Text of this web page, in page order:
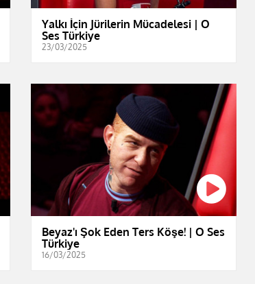
Yalkı İçin Jürilerin Mücadelesi | O
Ses Türkiye
23/03/2025
Beyaz'ı Şok Eden Ters Köşe! | O Ses
Türkiye
16/03/2025